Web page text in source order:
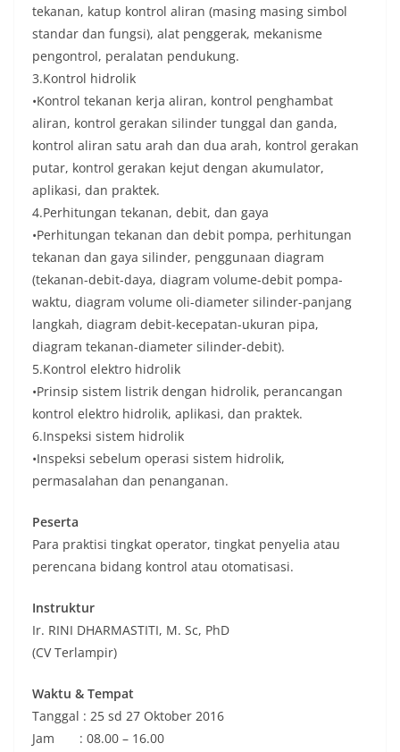
tekanan, katup kontrol aliran (masing masing simbol
standar dan fungsi), alat penggerak, mekanisme
pengontrol, peralatan pendukung.
3.Kontrol hidrolik
•Kontrol tekanan kerja aliran, kontrol penghambat
aliran, kontrol gerakan silinder tunggal dan ganda,
kontrol aliran satu arah dan dua arah, kontrol gerakan
putar, kontrol gerakan kejut dengan akumulator,
aplikasi, dan praktek.
4.Perhitungan tekanan, debit, dan gaya
•Perhitungan tekanan dan debit pompa, perhitungan
tekanan dan gaya silinder, penggunaan diagram
(tekanan-debit-daya, diagram volume-debit pompa-
waktu, diagram volume oli-diameter silinder-panjang
langkah, diagram debit-kecepatan-ukuran pipa,
diagram tekanan-diameter silinder-debit).
5.Kontrol elektro hidrolik
•Prinsip sistem listrik dengan hidrolik, perancangan
kontrol elektro hidrolik, aplikasi, dan praktek.
6.Inspeksi sistem hidrolik
•Inspeksi sebelum operasi sistem hidrolik,
permasalahan dan penanganan.
Peserta
Para praktisi tingkat operator, tingkat penyelia atau
perencana bidang kontrol atau otomatisasi.
Instruktur
Ir. RINI DHARMASTITI, M. Sc, PhD
(CV Terlampir)
Waktu & Tempat
Tanggal : 25 sd 27 Oktober 2016
Jam : 08.00 – 16.00